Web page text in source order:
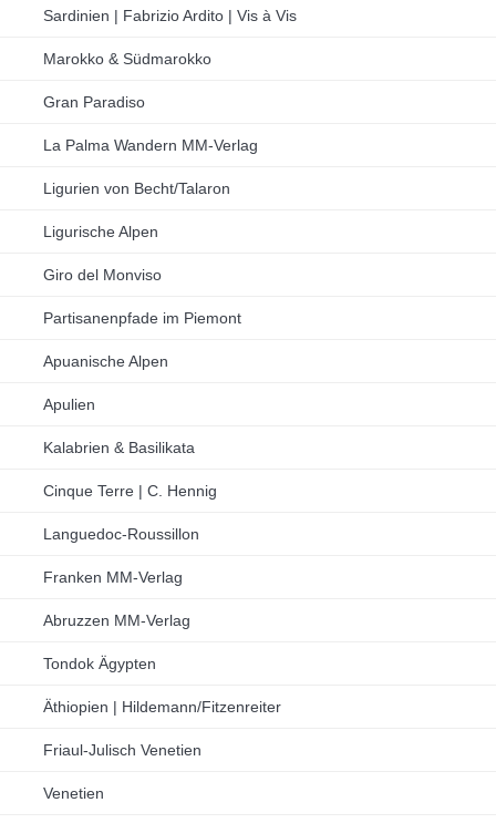
Sardinien | Fabrizio Ardito | Vis à Vis
Marokko & Südmarokko
Gran Paradiso
La Palma Wandern MM-Verlag
Ligurien von Becht/Talaron
Ligurische Alpen
Giro del Monviso
Partisanenpfade im Piemont
Apuanische Alpen
Apulien
Kalabrien & Basilikata
Cinque Terre | C. Hennig
Languedoc-Roussillon
Franken MM-Verlag
Abruzzen MM-Verlag
Tondok Ägypten
Äthiopien | Hildemann/Fitzenreiter
Friaul-Julisch Venetien
Venetien